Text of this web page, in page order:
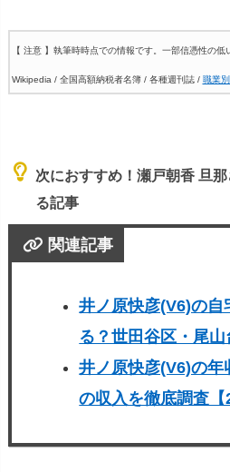
【 注意 】執筆時時点での情報です。一部信憑性の低
Wikipedia / 全国高額納税者名簿 / 各種週刊誌 / 職業
次におすすめ！瀬戸朝香 旦
る記事
関連記事
井ノ原快彦(V6)の自
る？世田谷区・尾
井ノ原快彦(V6)の
の収入を徹底調査【